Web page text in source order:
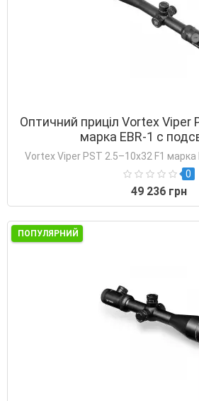
Оптичний приціл Vortex Viper
марка EBR-1 с
Vortex Viper PST 2.5–10x32 F1 марка
0
49 236 грн
ПОПУЛЯРНИЙ